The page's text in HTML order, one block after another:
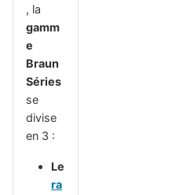
, la
gamm
e
Braun
Séries
se
divise
en 3 :
Le
ra